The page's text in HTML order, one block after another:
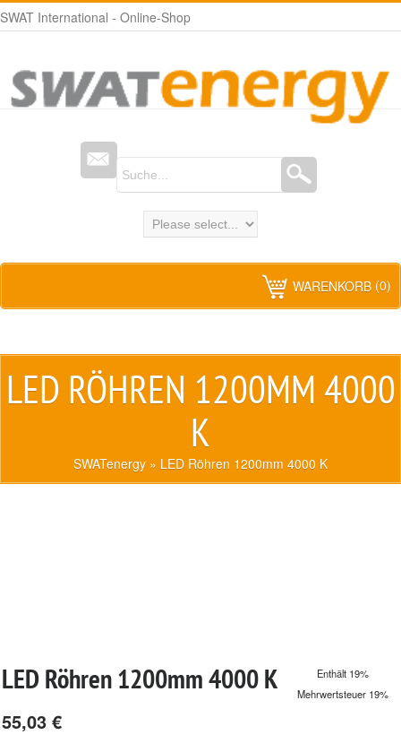
SWAT International - Online-Shop
(0)
WARENKORB
LED RÖHREN 1200MM 4000
K
SWATenergy » LED Röhren 1200mm 4000 K
LED Röhren 1200mm 4000 K
55,03 €
Enthält 19%
Mehrwertsteuer 19%